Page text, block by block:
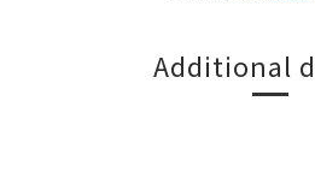
Additional